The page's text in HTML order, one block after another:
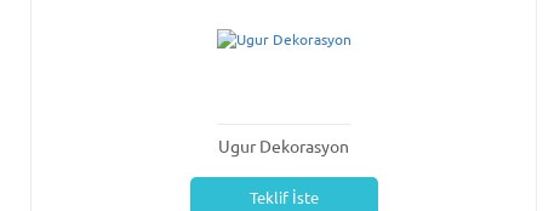
Ugur Dekorasyon
Teklif İste